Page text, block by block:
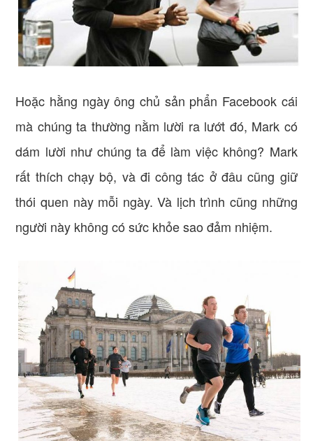
Hoặc hằng ngày ông chủ sản phẩn Facebook cái
mà chúng ta thường nằm lười ra lướt đó, Mark có
dám lười như chúng ta để làm việc không? Mark
rất thích chạy bộ, và đi công tác ở đâu cũng giữ
thói quen này mỗi ngày. Và lịch trình cũng những
người này không có sức khỏe sao đảm nhiệm.